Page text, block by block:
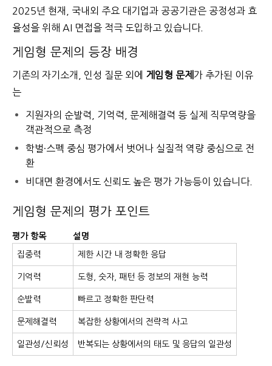
2025년 현재, 국내외 주요 대기업과 공공기관은 공정성과 효
율성을 위해 AI 면접을 적극 도입하고 있습니다.
게임형 문제의 등장 배경
기존의 자기소개, 인성 질문 외에 게임형 문제 가 추가된 이유
는
지원자의 순발력, 기억력, 문제해결력 등 실제 직무역량을
객관적으로 측정
학벌·스펙 중심 평가에서 벗어나 실질적 역량 중심으로 전
환
비대면 환경에서도 신뢰도 높은 평가 가능등이 있습니다.
게임형 문제의 평가 포인트
평가 항목 설명
집중력 제한 시간 내 정확한 응답
기억력 도형, 숫자, 패턴 등 정보의 재현 능력
순발력 빠르고 정확한 판단력
문제해결력 복잡한 상황에서의 전략적 사고
일관성/신뢰성 반복되는 상황에서의 태도 및 응답의 일관성